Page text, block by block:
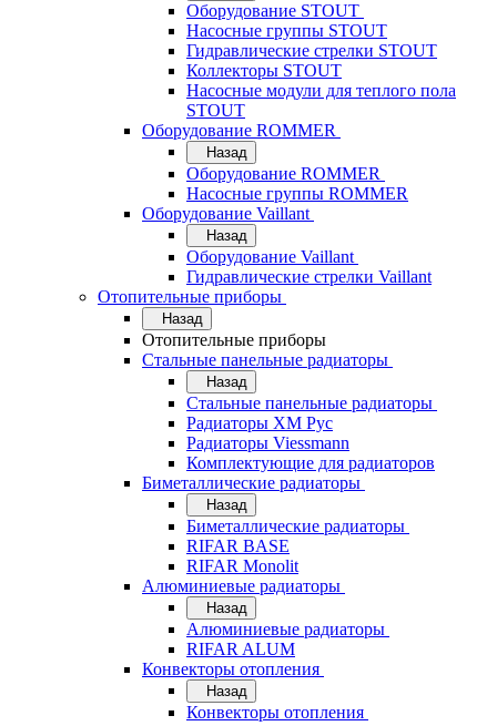
Оборудование STOUT
Насосные группы STOUT
Гидравлические стрелки STOUT
Коллекторы STOUT
Насосные модули для теплого пола
STOUT
Оборудование ROMMER
Назад
Оборудование ROMMER
Насосные группы ROMMER
Оборудование Vaillant
Назад
Оборудование Vaillant
Гидравлические стрелки Vaillant
Отопительные приборы
Назад
Отопительные приборы
Стальные панельные радиаторы
Назад
Стальные панельные радиаторы
Радиаторы ХМ Рус
Радиаторы Viessmann
Комплектующие для радиаторов
Биметаллические радиаторы
Назад
Биметаллические радиаторы
RIFAR BASE
RIFAR Monolit
Алюминиевые радиаторы
Назад
Алюминиевые радиаторы
RIFAR ALUM
Конвекторы отопления
Назад
Конвекторы отопления